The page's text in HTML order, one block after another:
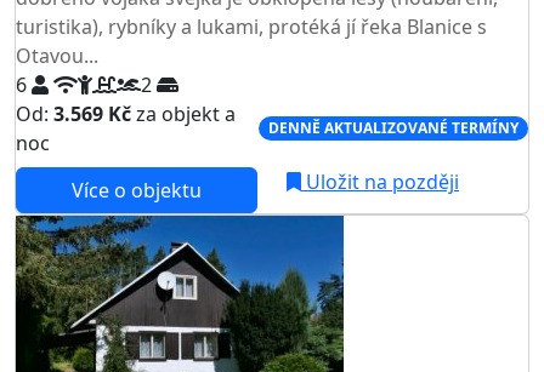
turistika), rybníky a lukami, protéká jí řeka Blanice s
Otavou...
6
2
Od: 3.569 Kčza objekt a
noc
DENNĚ AKTUALIZOVANÉ TERMÍNY
Více o objektu
Uložit na později